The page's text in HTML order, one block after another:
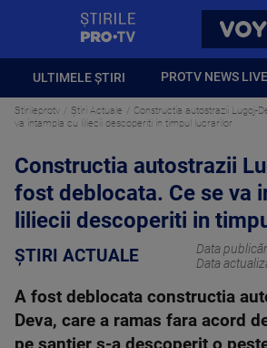
ULTIMELE ȘTIRI PROTV NEWS LIVE
Stirileprotv Știri Actuale
Constructia autostrazii Lugoj-
va intampla cu liliecii descoperiti in timpul lucrarilor
Constructia autostrazii
fost deblocata. Ce se va
liliecii descoperiti in
ȘTIRI ACTUALE Data
Data
A fost deblocata constructia
Deva, care a ramas fara acord